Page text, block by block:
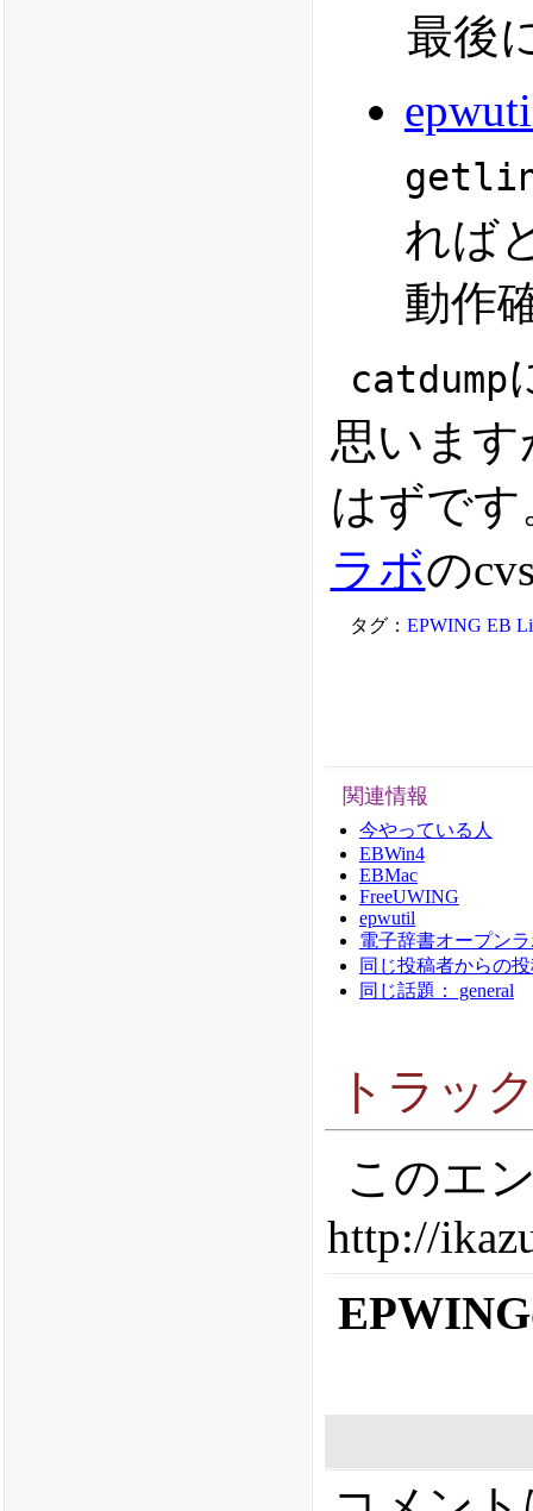
最後
れば
動作
catdump
思いま
はずです
ラボの
タグ： EPWING EB
関連情報
今やっている人
EBWin4
EBMac
FreeUWING
epwutil
電子辞書オープン
同じ投稿者からの投
同じ話題： general
トラッ
このエ
http://